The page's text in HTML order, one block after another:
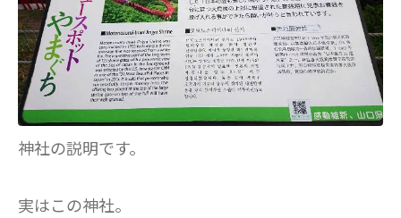
神社の説明です。
実はこの神社。